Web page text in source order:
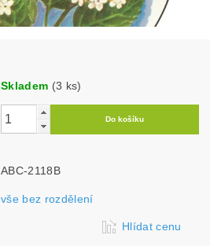
Skladem (3 ks)
ABC-2118B
vše bez rozdělení
Hlídat cenu